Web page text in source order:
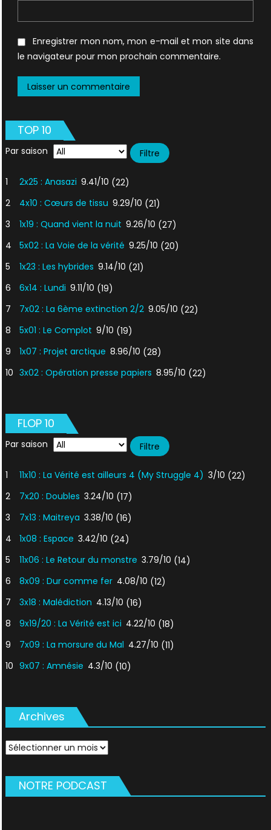
Enregistrer mon nom, mon e-mail et mon site dans
le navigateur pour mon prochain commentaire.
TOP 10
Par saison
1 2x25 : Anasazi 9.41/10 (22)
2
4x10 : Cœurs de tissu 9.29/10 (21)
3
1x19 : Quand vient la nuit 9.26/10 (27)
4
5x02 : La Voie de la vérité 9.25/10 (20)
5
1x23 : Les hybrides 9.14/10 (21)
6
6x14 : Lundi 9.11/10 (19)
7
7x02 : La 6ème extinction 2/2 9.05/10 (22)
8
5x01 : Le Complot 9/10 (19)
9
1x07 : Projet arctique 8.96/10 (28)
10 3x02 : Opération presse papiers 8.95/10 (22)
FLOP 10
Par saison
1 11x10 : La Vérité est ailleurs 4 (My Struggle 4) 3/10 (22)
2
7x20 : Doubles 3.24/10 (17)
3
7x13 : Maitreya 3.38/10 (16)
4
1x08 : Espace 3.42/10 (24)
5
11x06 : Le Retour du monstre 3.79/10 (14)
6
8x09 : Dur comme fer 4.08/10 (12)
7
3x18 : Malédiction 4.13/10 (16)
8
9x19/20 : La Vérité est ici 4.22/10 (18)
9
7x09 : La morsure du Mal 4.27/10 (11)
10 9x07 : Amnésie 4.3/10 (10)
Archives
Archives
NOTRE PODCAST